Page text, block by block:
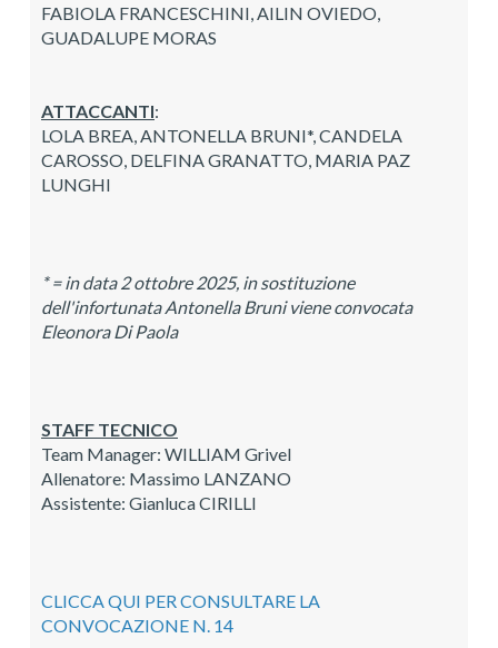
FABIOLA FRANCESCHINI, AILIN OVIEDO,
GUADALUPE MORAS
ATTACCANTI:
LOLA BREA, ANTONELLA BRUNI*, CANDELA
CAROSSO, DELFINA GRANATTO, MARIA PAZ
LUNGHI
* = in data 2 ottobre 2025, in sostituzione
dell'infortunata Antonella Bruni viene convocata
Eleonora Di Paola
STAFF TECNICO
Team Manager: WILLIAM Grivel
Allenatore: Massimo LANZANO
Assistente: Gianluca CIRILLI
CLICCA QUI PER CONSULTARE LA
CONVOCAZIONE N. 14